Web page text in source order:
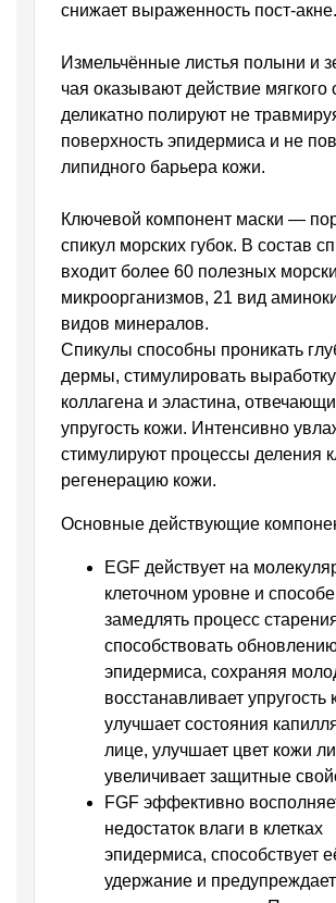
снижает выраженность пост-акне.
Измельчённые листья полыни и
чая оказывают действие мягкого
деликатно полируют не
поверхность эпидермиса и не
липидного барьера кожи.
Ключевой компонент маски —
спикул морских губок. В состав
входит более 60 полезных
микроорганизмов, 21 вид
видов минералов.
Спикулы способны проникать
дермы, стимулировать
коллагена и эластина,
упругость кожи. Интенсивно
стимулируют процессы деления
регенерацию кожи.
Основные действующие
EGF действует на
клеточном уровне и
замедлять процесс
способствовать
эпидермиса, сохраняя
восстанавливает упругость
улучшает состояния
лице, улучшает цвет кожи
увеличивает защитные
FGF эффективно
недостаток влаги в клетках
эпидермиса, способствует
удержание и предупреждает